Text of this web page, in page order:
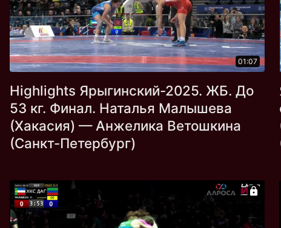
01:07
Highlights Ярыгинский-2025. ЖБ. До
53 кг. Финал. Наталья Малышева
(Хакасия) — Анжелика Ветошкина
(Санкт-Петербург)